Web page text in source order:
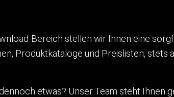
Bereich stellen wir Ihnen eine
Produktkataloge und Preislisten, stets
etwas? Unser Team steht Ihnen